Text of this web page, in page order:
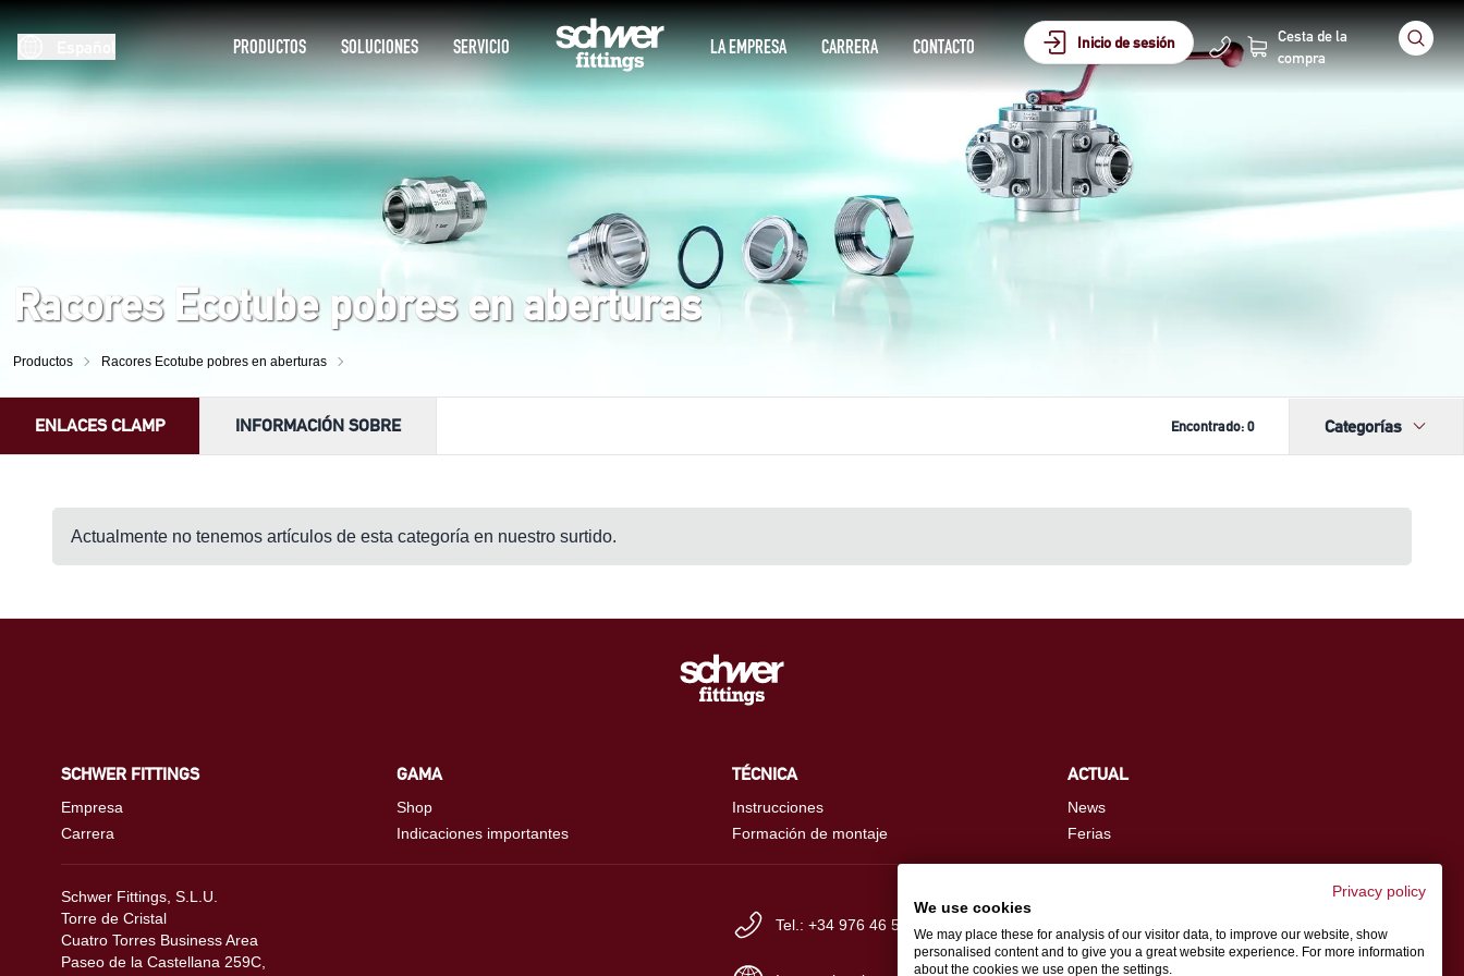
PRODUCTOS SOLUCIONES SERVICIO LA EMPRESA CARRERA CONTACTO Inicio de sesión
Cesta de la
compra
Racores Ecotube pobres en aberturas
Productos Racores Ecotube pobres en aberturas
ENLACES CLAMP INFORMACIÓN SOBRE Encontrado:0 Categorías
Actualmente no tenemos artículos de esta categoría en nuestro surtido.
SCHWER FITTINGS
Empresa
Carrera
GAMA
Shop
Indicaciones importantes
TÉCNICA
Instrucciones
Formación de montaje
ACTUAL
News
Ferias
Schwer Fittings, S.L.U.
Torre de Cristal
Cuatro Torres Business Area
Paseo de la Castellana 259C,
Tel.: +34 976 46 56-60
Privacy policy
We use cookies
We may place these for analysis of our visitor data, to improve our website, show
personalised content and to give you a great website experience. For more information
about the cookies we use open the settings.